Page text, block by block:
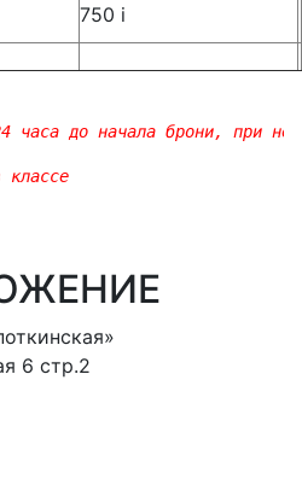
750 i
часа до начала брони, при
классе
6 стр.2